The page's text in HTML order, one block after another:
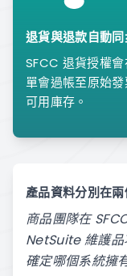
退貨與退款自動
SFCC 退貨授權
單會過帳至原始
可用庫存。
產品資料分別在
商品團隊在
NetSuite 維護品
確定哪個系統擁